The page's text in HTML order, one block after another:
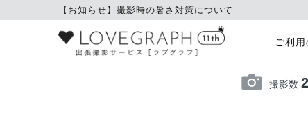
【お知らせ】撮影時の暑さ対策について
ご利
撮影数